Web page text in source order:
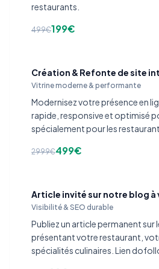
restaurants.
499€199€
Création & Refonte de site
Vitrine moderne & performante
Modernisez votre présence en
rapide, responsive et optimisé
spécialement pour les
2999€499€
Article invité sur notre blog à
Visibilité & SEO durable
Publiez un article permanent sur
présentant votre restaurant,
spécialités culinaires. Lien